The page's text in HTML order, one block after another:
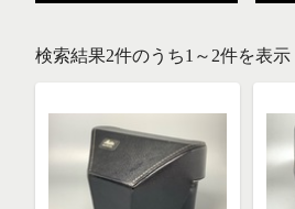
検索結果2件のうち1～2件を表示